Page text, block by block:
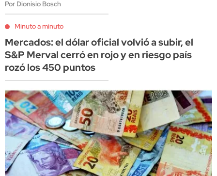
Por Dionisio Bosch
Minuto a minuto
Mercados: el dólar oficial volvió a subir, el
S&P Merval cerró en rojo y en riesgo país
rozó los 450 puntos